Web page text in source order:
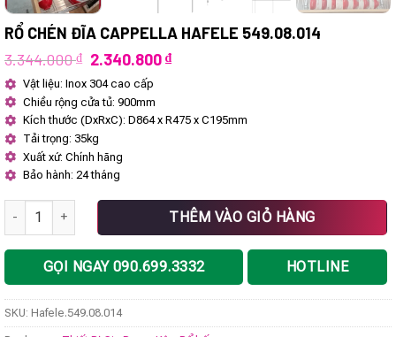
RỔ CHÉN ĐĨA CAPPELLA HAFELE 549.08.014
3.344.000₫ Giá
là:
3.344.000 ₫.
2.340.800₫Giá
2.340.800 ₫.
Vật liệu: Inox 304 cao cấp
Chiều rộng cửa tủ: 900mm
Kích thước (DxRxC): D864 x R475 x C195mm
Tải trọng: 35kg
Xuất xứ: Chính hãng
Bảo hành: 24 tháng
Rổ chén đĩa Cappella Hafele 549.08.014 số lượng
THÊM VÀO GIỎ HÀNG
GỌI NGAY 090.699.3332 HOTLINE
SKU: Hafele.549.08.014